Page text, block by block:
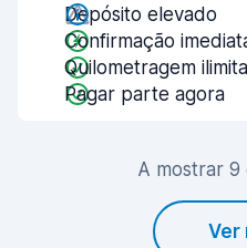
Depósito elevado
Confirmação
Quilometragem
Pagar parte agora
A mostrar
Ver